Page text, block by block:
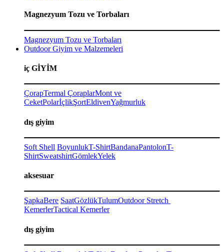
Magnezyum Tozu ve Torbaları
Magnezyum Tozu ve Torbaları
Outdoor Giyim ve Malzemeleri
iç GİYİM
ÇorapTermal ÇoraplarMont ve
CeketPolarİçlikŞortEldivenYağmurluk
dış giyim
Soft Shell BoyunlukT-ShirtBandanaPantolonT-
ShirtSweatshirtGömlekYelek
aksesuar
ŞapkaBere SaatGözlükTulumOutdoor Stretch
KemerlerTactical Kemerler
dış giyim